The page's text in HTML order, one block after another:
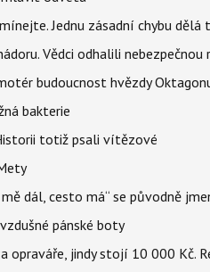
Jednu zásadní chybu dělá
Vědci odhalili
budoucnost hvězdy
bakterie
totiž psali vítězové
dál, cesto má“ se původně
pánské boty
jindy stojí 10 000 Kč.